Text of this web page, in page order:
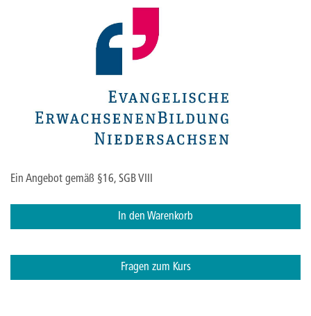
Ein Angebot gemäß §16, SGB VIII
In den Warenkorb
Fragen zum Kurs